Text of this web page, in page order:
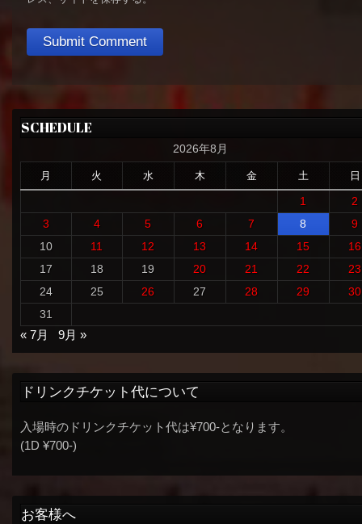
SCHEDULE
2026年8月
月 火 水 木 金 土 日
1
2
3
4 5 6 7 8
9
10
11 12 13 14 15
16
17
18 19 20 21 22
23
24
25 26 27 28 29
30
31
« 7月
9月 »
ドリンクチケット代について
入場時のドリンクチケット代は¥700-となります。
(1D ¥700-)
お客様へ